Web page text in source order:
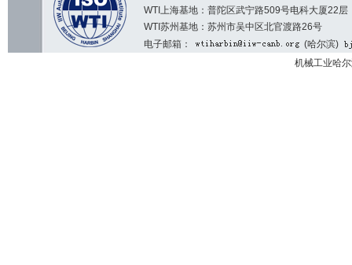
WTI上海基地：普陀区武宁路509号电科大厦22层
WTI苏州基地：苏州市吴中区北官渡路26号
电子邮箱：
(哈尔滨)
机械工业哈